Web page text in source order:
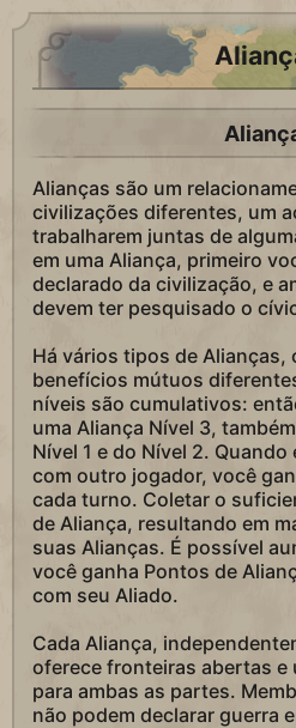
Alianças são um
civilizações diferentes, um
trabalharem juntas de
em uma Aliança, primeiro
declarado da civilização, e
devem ter pesquisado o
Há vários tipos de Alianças,
benefícios mútuos
níveis são cumulativos:
uma Aliança Nível 3,
Nível 1 e do Nível 2.
com outro jogador, você
cada turno. Coletar o
de Aliança, resultando em
suas Alianças. É possível
você ganha Pontos de
com seu Aliado.
Cada Aliança,
oferece fronteiras abertas e
para ambas as partes.
não podem declarar guerra